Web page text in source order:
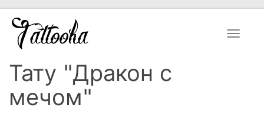
Toggle
Тату "Дракон с
мечом"